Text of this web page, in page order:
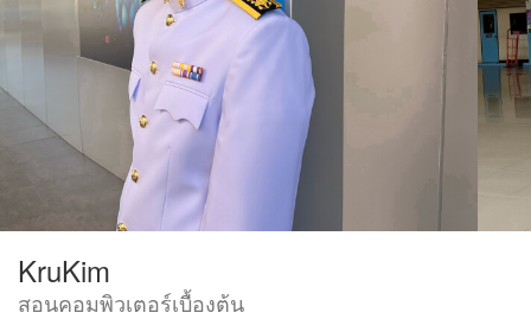
KruKim
สอนคอมพิวเตอร์เบื้องต้น